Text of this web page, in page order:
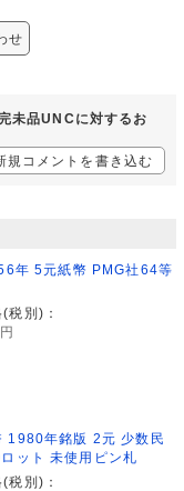
せ
未品UNCに対するお
規コメントを書き込む
年 5元紙幣 PMG社64等
税別)：
円
1980年銘版 2元 少数民
ット 未使用ピン札
税別)：